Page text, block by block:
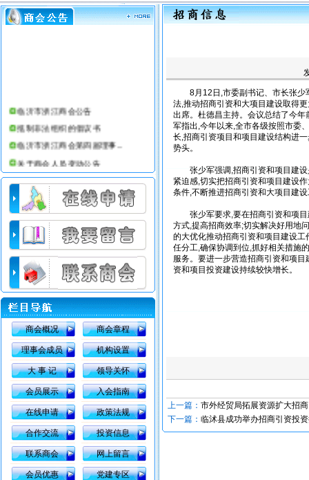
临沂市浙江商会公告
抵制非法组织的倡议书
临沂市浙江商会第四届理事...
关于商会人员变动公告
临沂市浙江商会第三届理事...
临沂市浙江商会简介
临沂仕合汽车租赁公司
临沂市浙江商会办公室搬迁公告
临沂市浙江商会会员部工作条例
临沂市浙江商会08年收费标准
商会概况 商会章程
理事会成员 机构设置
大 事 记 领导关怀
会员展示 入会指南
在线申请 政策法规
合作交流 投资信息
联系商会 网上留言
会员优惠 党建专区
8月12日,市委副书记、市长张少军
法,推动招商引资和大项目建设取得
出席。杜德昌主持。会议总结了今
军指出,今年以来,全市各级按照市委
长,招商引资项目和项目建设结构进
势头。
张少军强调,招商引资和项目建设
紧迫感,切实把招商引资和项目建设
条件,不断推进招商引资和大项目建
张少军要求,要在招商引资和项目
方式,提高招商效率;切实解决好用地
的大优化推动招商引资和项目建设
任分工,确保协调到位,抓好相关措施
服务。要进一步营造招商引资和项
资和项目投资建设持续较快增长。
上一篇： 市外经贸局拓展资源扩大招
下一篇： 临沭县成功举办招商引资投